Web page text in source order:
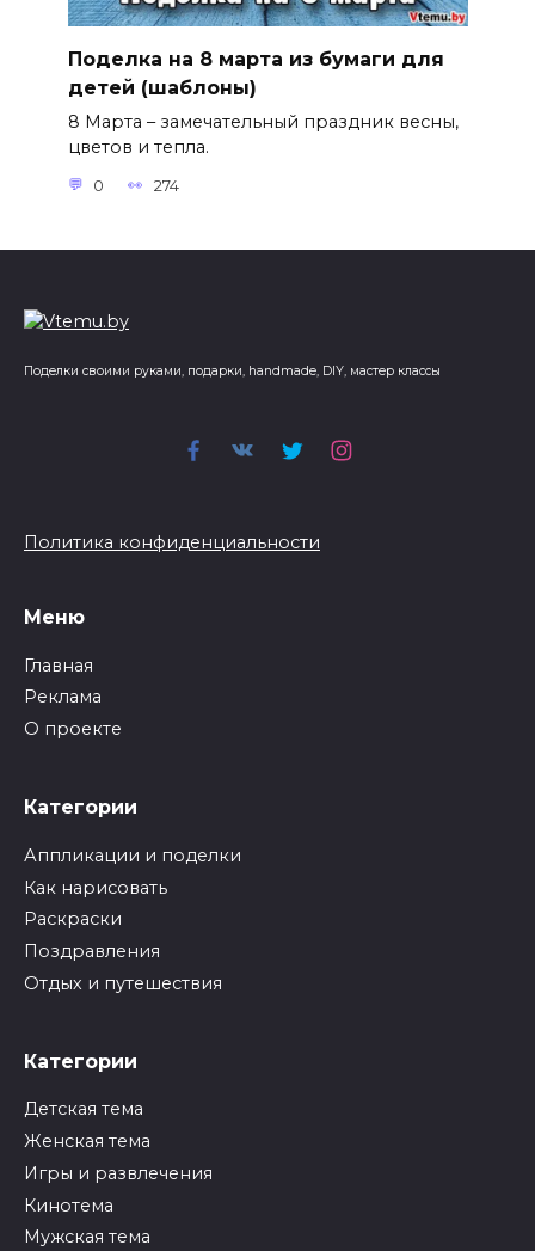
Поделка на 8 марта из бумаги для
детей (шаблоны)
8 Марта – замечательный праздник весны,
цветов и тепла.
0 274
Поделки своими руками, подарки, handmade, DIY, мастер классы
Политика конфиденциальности
Меню
Главная
Реклама
О проекте
Категории
Аппликации и поделки
Как нарисовать
Раскраски
Поздравления
Отдых и путешествия
Категории
Детская тема
Женская тема
Игры и развлечения
Кинотема
Мужская тема